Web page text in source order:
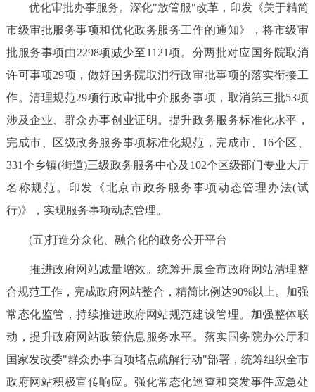
优化审批办事服务。深化"放管服"改革，印发《关于精简
市级审批服务事项和优化政务服务工作的通知》，将市级审
批服务事项由2298项减少至1121项。分两批对应国务院取消
许可事项29项，做好国务院取消行政审批事项的落实衔接工
作。清理规范29项行政审批中介服务事项，取消第三批53项
涉及企业、群众办事创业证明。提升政务服务标准化水平，
完成市、区级政务服务事项标准化规范，完成市、16个区、
331个乡镇(街道)三级政务服务中心及102个区级部门专业大厅
名称规范。印发《北京市政务服务事项动态管理办法(试
行)》，实现服务事项动态管理。
(五)打造分众化、融合化的政务公开平台
推进政府网站减量增效。统筹开展全市政府网站清理整
合规范工作，完成政府网站整合，精简比例达90%以上。加强
常态化监管，持续推进政府网站规范建设管理。加强整体联
动，提升政府网站政策信息服务水平。落实国务院办公厅和
国家发改委"群众办事百项堵点疏解行动"部署，统筹组织全市
政府网站积极宣传响应。强化常态化巡查和突发事件应急处